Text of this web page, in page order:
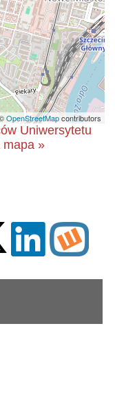
OpenStreetMapcontributors
Uniwersytetu
mapa »